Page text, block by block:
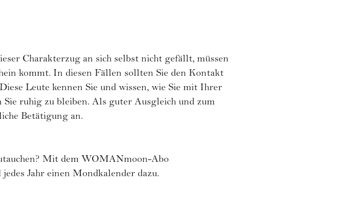
Charakterzug an sich selbst nicht gefällt, müssen
kommt. In diesen Fällen sollten Sie den Kontakt
Leute kennen Sie und wissen, wie Sie mit Ihrer
ruhig zu bleiben. Als guter Ausgleich und zum
Betätigung an.
Mit dem WOMANmoon-Abo
Jahr einen Mondkalender dazu.